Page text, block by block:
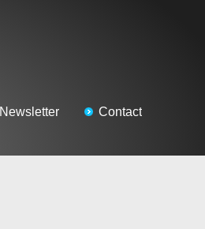
Newsletter Contact